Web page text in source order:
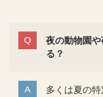
夜の動物園
る？
多くは夏の